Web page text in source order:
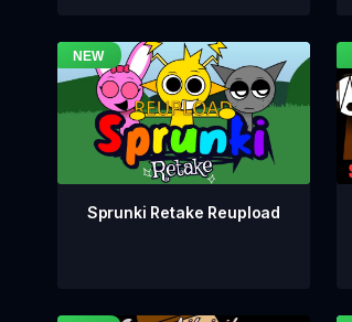
Sprunki Retake Reupload